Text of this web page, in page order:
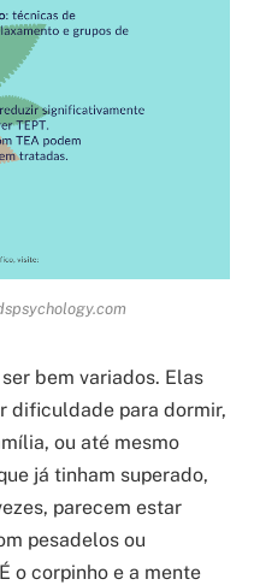
bem variados. Elas
dificuldade para dormir,
ou até mesmo
já tinham superado,
parecem estar
pesadelos ou
o corpinho e a mente